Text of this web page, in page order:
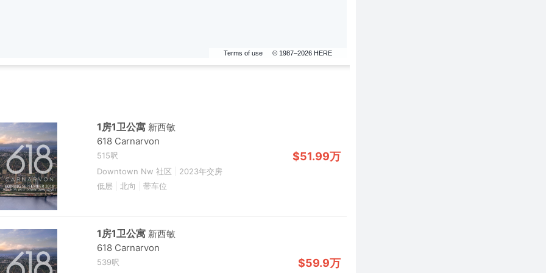
Terms of use © 1987–2026 HERE
1房1卫公寓 新西敏
618 Carnarvon
515呎 $51.99万
Downtown Nw 社区
2023年交房
低层
北向 带车位
1房1卫公寓 新西敏
618 Carnarvon
539呎 $59.9万